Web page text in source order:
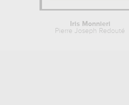
Iris Monnieri
Pierre Joseph Redouté